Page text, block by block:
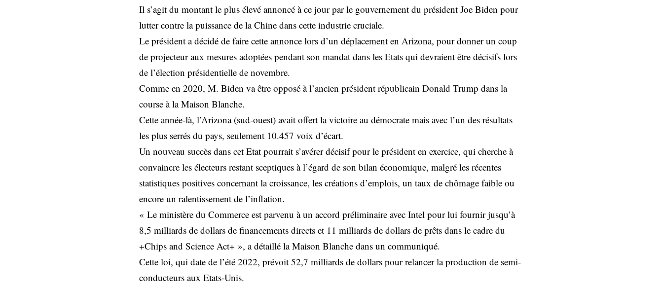
Il s’agit du montant le plus élevé annoncé à ce jour par le gouvernement du président Joe Biden pour
lutter contre la puissance de la Chine dans cette industrie cruciale.
Le président a décidé de faire cette annonce lors d’un déplacement en Arizona, pour donner un coup
de projecteur aux mesures adoptées pendant son mandat dans les Etats qui devraient être décisifs lors
de l’élection présidentielle de novembre.
Comme en 2020, M. Biden va être opposé à l’ancien président républicain Donald Trump dans la
course à la Maison Blanche.
Cette année-là, l’Arizona (sud-ouest) avait offert la victoire au démocrate mais avec l’un des résultats
les plus serrés du pays, seulement 10.457 voix d’écart.
Un nouveau succès dans cet Etat pourrait s’avérer décisif pour le président en exercice, qui cherche à
convaincre les électeurs restant sceptiques à l’égard de son bilan économique, malgré les récentes
statistiques positives concernant la croissance, les créations d’emplois, un taux de chômage faible ou
encore un ralentissement de l’inflation.
« Le ministère du Commerce est parvenu à un accord préliminaire avec Intel pour lui fournir jusqu’à
8,5 milliards de dollars de financements directs et 11 milliards de dollars de prêts dans le cadre du
+Chips and Science Act+ », a détaillé la Maison Blanche dans un communiqué.
Cette loi, qui date de l’été 2022, prévoit 52,7 milliards de dollars pour relancer la production de semi-
conducteurs aux Etats-Unis.